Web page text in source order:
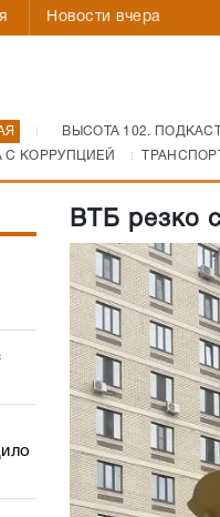
Новости вчера
ВЫСОТА 102. ПОДКАСТ
С КОРРУПЦИЕЙ
ТРАНСПОРТ
ВТБ резко